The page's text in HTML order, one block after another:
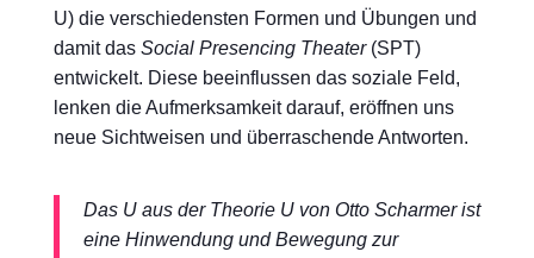
U) die verschiedensten Formen und Übungen und
damit das Social Presencing Theater(SPT)
entwickelt. Diese beeinflussen das soziale Feld,
lenken die Aufmerksamkeit darauf, eröffnen uns
neue Sichtweisen und überraschende Antworten.
Das U aus der Theorie U von Otto Scharmer ist
eine Hinwendung und Bewegung zur